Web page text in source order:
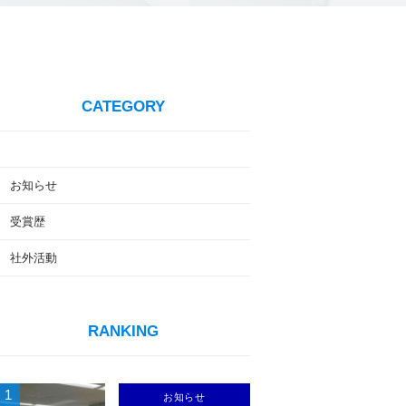
CATEGORY
お知らせ
受賞歴
社外活動
RANKING
1 お知らせ